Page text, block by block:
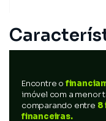
Encontre o
imóvel com a menor
comparando entre 8
financeiras.